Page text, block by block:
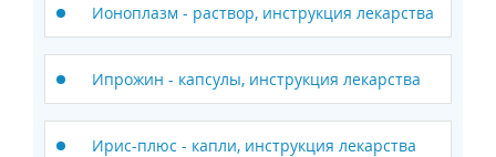
Ионоплазм - раствор, инструкция лекарства
Ипрожин - капсулы, инструкция лекарства
Ирис-плюс - капли, инструкция лекарства